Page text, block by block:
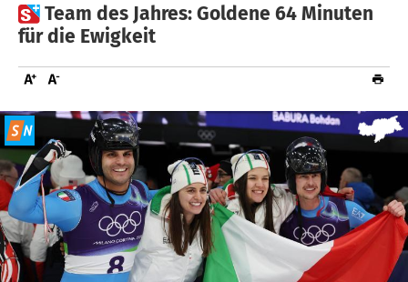
Team des Jahres: Goldene 64 Minuten
für die Ewigkeit